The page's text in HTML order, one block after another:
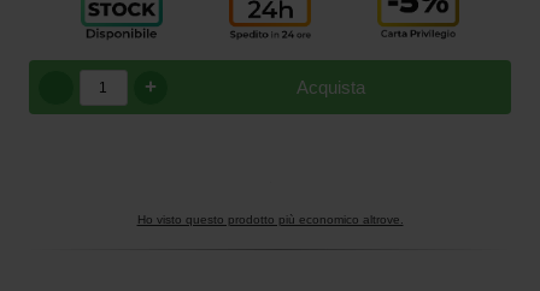
Acquista
+
Ho visto questo prodotto più economico altrove.